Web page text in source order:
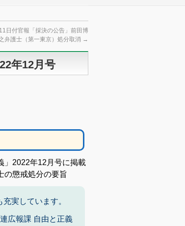
日付官報「採決の公告」前田博
弁護士（第一東京）処分取消 →
年12月号
」2022年12月号に掲載
の懲戒処分の要旨
実しています。
広報課 自由と正義